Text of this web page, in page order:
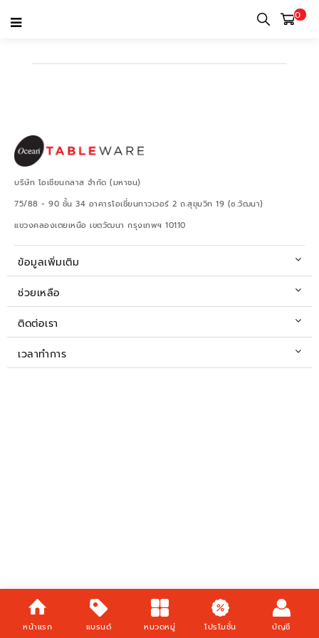
0
หน้าแรก แบรนด์ หมวดหมู่ โปรโมชั่น บัญชี
BRANDS
บริษัท โอเชียนกลาส จำกัด (มหาชน)
75/88 - 90 ชั้น 34 อาคารโอเชี่ยนทาวเวอร์ 2 ถ.สุขุมวิท 19 (ซ.วัฒนา)
แขวงคลองเตยเหนือ เขตวัฒนา กรุงเทพฯ 10110
ข้อมูลเพิ่มเติม
ช่วยเหลือ
ติดต่อเรา
เวลาทำการ